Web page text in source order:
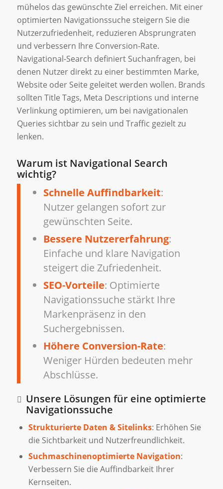
mühelos das gewünschte Ziel erreichen. Mit einer
optimierten Navigationssuche steigern Sie die
Nutzerzufriedenheit, reduzieren Absprungraten
und verbessern Ihre Conversion-Rate.
Navigational-Search definiert Suchanfragen, bei
denen Nutzer direkt zu einer bestimmten Marke,
Website oder Seite geleitet werden wollen. Brands
sollten Title Tags, Meta Descriptions und interne
Verlinkung optimieren, um bei navigationalen
Queries sichtbar zu sein und Traffic gezielt zu
lenken.
Warum ist Navigational Search
wichtig?
Schnelle Auffindbarkeit:
Nutzer gelangen sofort zur
gewünschten Seite.
Bessere Nutzererfahrung:
Einfache und klare Navigation
steigert die Zufriedenheit.
SEO-Vorteile: Optimierte
Navigationssuche stärkt Ihre
Markenpräsenz in den
Suchergebnissen.
Höhere Conversion-Rate:
Weniger Hürden bedeuten mehr
Abschlüsse.
Unsere Lösungen für eine optimierte
Navigationssuche
Strukturierte Daten & Sitelinks: Erhöhen Sie
die Sichtbarkeit und Nutzerfreundlichkeit.
Suchmaschinenoptimierte Navigation:
Verbessern Sie die Auffindbarkeit Ihrer
Kernseiten.